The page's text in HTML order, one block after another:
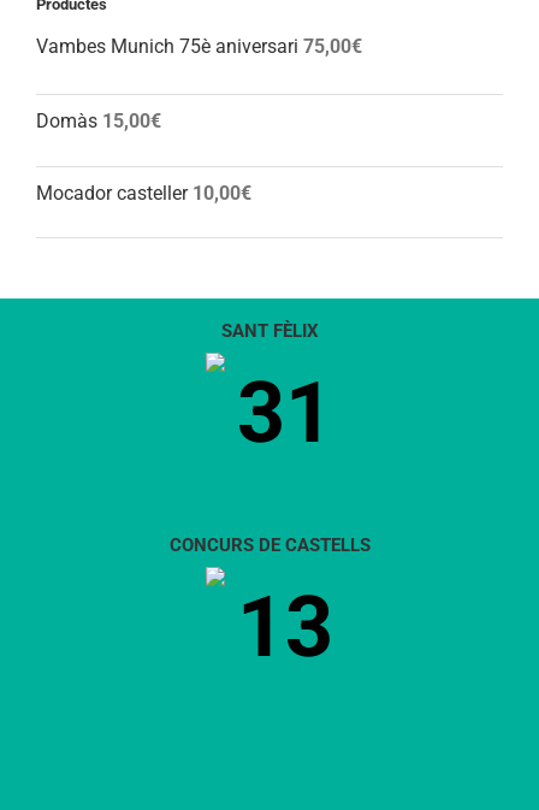
Productes
Vambes Munich 75è aniversari 75,00€
Domàs 15,00€
Mocador casteller 10,00€
SANT FÈLIX
31
CONCURS DE CASTELLS
13